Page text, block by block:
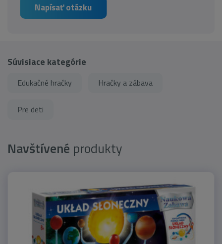
Napísať otázku
Súvisiace kategórie
Edukačné hračky Hračky a zábava
Pre deti
Navštívené produkty